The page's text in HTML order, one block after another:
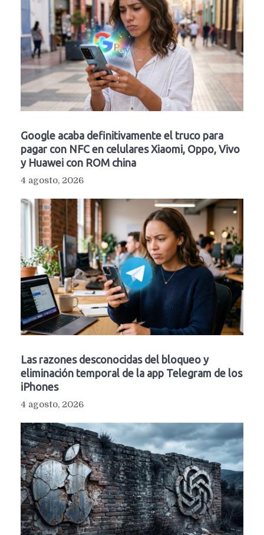
Google acaba definitivamente el truco para
pagar con NFC en celulares Xiaomi, Oppo, Vivo
y Huawei con ROM china
4 agosto, 2026
Las razones desconocidas del bloqueo y
eliminación temporal de la app Telegram de los
iPhones
4 agosto, 2026